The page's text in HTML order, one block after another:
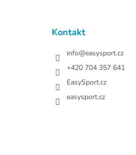
Kontakt
info@easysport.cz
+420 704 357 641
EasySport.cz
easysport.cz